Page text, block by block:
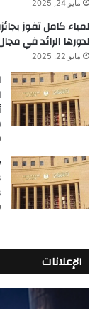
مايو 24, 2025
لمياء كامل تفوز
لدورها الرائد في مجال
مايو 22, 2025
الإعلانات